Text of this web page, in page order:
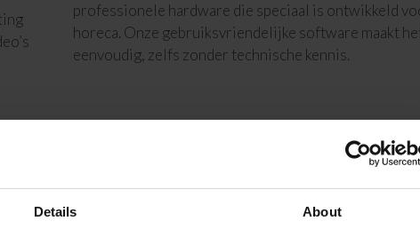
Details About
professionele hardware die speciaal is ontwikkeld
horeca. Onze gebruiksvriendelijke software maakt
eenvoudig, zelfs zonder technische kennis.
Door je
koppelen aan je POS-systeem, kun je prijzen en